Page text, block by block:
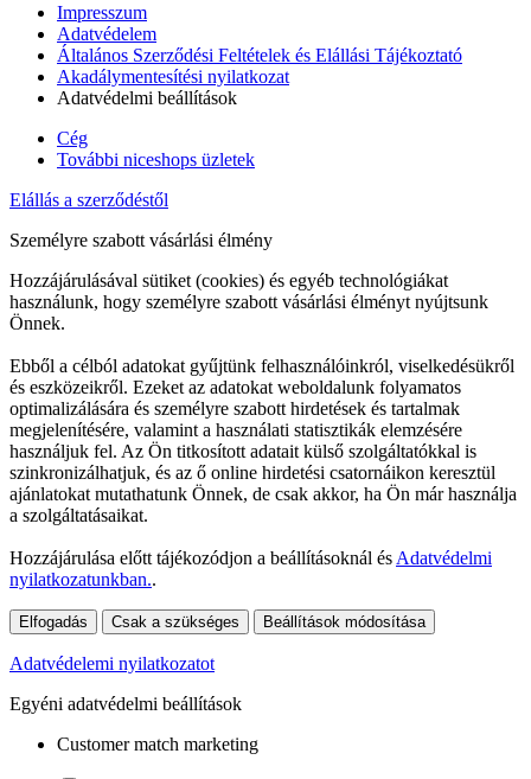
Impresszum
Adatvédelem
Általános Szerződési Feltételek és Elállási Tájékoztató
Akadálymentesítési nyilatkozat
Adatvédelmi beállítások
Cég
További niceshops üzletek
Elállás a szerződéstől
Személyre szabott vásárlási élmény
Hozzájárulásával sütiket (cookies) és egyéb technológiákat
használunk, hogy személyre szabott vásárlási élményt nyújtsunk
Önnek.
Ebből a célból adatokat gyűjtünk felhasználóinkról, viselkedésükről
és eszközeikről. Ezeket az adatokat weboldalunk folyamatos
optimalizálására és személyre szabott hirdetések és tartalmak
megjelenítésére, valamint a használati statisztikák elemzésére
használjuk fel. Az Ön titkosított adatait külső szolgáltatókkal is
szinkronizálhatjuk, és az ő online hirdetési csatornáikon keresztül
ajánlatokat mutathatunk Önnek, de csak akkor, ha Ön már használja
a szolgáltatásaikat.
Hozzájárulása előtt tájékozódjon a beállításoknál és Adatvédelmi
nyilatkozatunkban..
Elfogadás Csak a szükséges Beállítások módosítása
Adatvédelemi nyilatkozatot
Egyéni adatvédelmi beállítások
Customer match marketing